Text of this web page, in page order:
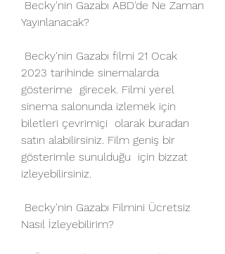
Yayınlanacak?
2023 tarihinde sinemalarda
gösterime  girecek. Filmi yerel
sinema salonunda izlemek için
biletleri çevrimiçi  olarak buradan
satın alabilirsiniz. Film geniş bir
gösterimle sunulduğu  için bizzat
izleyebilirsiniz.
Nasıl İzleyebilirim?